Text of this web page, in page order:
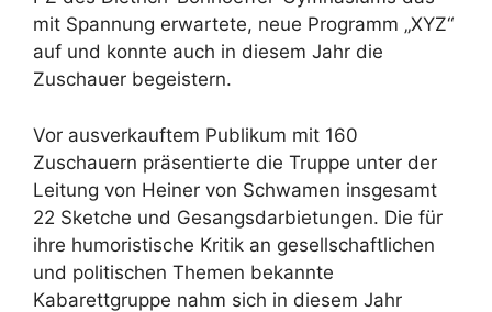
mit Spannung erwartete, neue Programm „XYZ“
auf und konnte auch in diesem Jahr die
Zuschauer begeistern.
Vor ausverkauftem Publikum mit 160
Zuschauern präsentierte die Truppe unter der
Leitung von Heiner von Schwamen insgesamt
22 Sketche und Gesangsdarbietungen. Die für
ihre humoristische Kritik an gesellschaftlichen
und politischen Themen bekannte
Kabarettgruppe nahm sich in diesem Jahr